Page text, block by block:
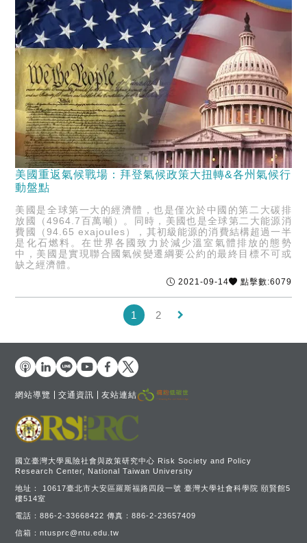
美國重返氣候戰場：拜登氣候政策大扭轉&各州氣候行
動盤點
美國是全球第一大的經濟體，也是僅次於中國的第二大碳排
放國（4964.7百萬噸）。同時，美國也是全球第二大能源消
費國（94.65 exajoules），其初級能源的消費結構超過一半
是化石燃料。在世界各國致力於減少溫室氣體排放的態勢
中，美國是實現聯合國氣候變遷綱要公約的最終目標不可或
缺之經濟體。
2021-09-14 點擊數:6079
1 2 keyboard_arrow_right
國立臺灣大學風險社會與政策研究中心 Risk Society and Policy
Research Center, National Taiwan University
地址： 10617臺北市大安區羅斯福路四段一號 臺灣大學社會科學院 頤賢館5
樓514室
電話：886-2-33668422 傳真：886-2-23657409
信箱：ntusprc@ntu.edu.tw
網站導覽 交通資訊 友站連結